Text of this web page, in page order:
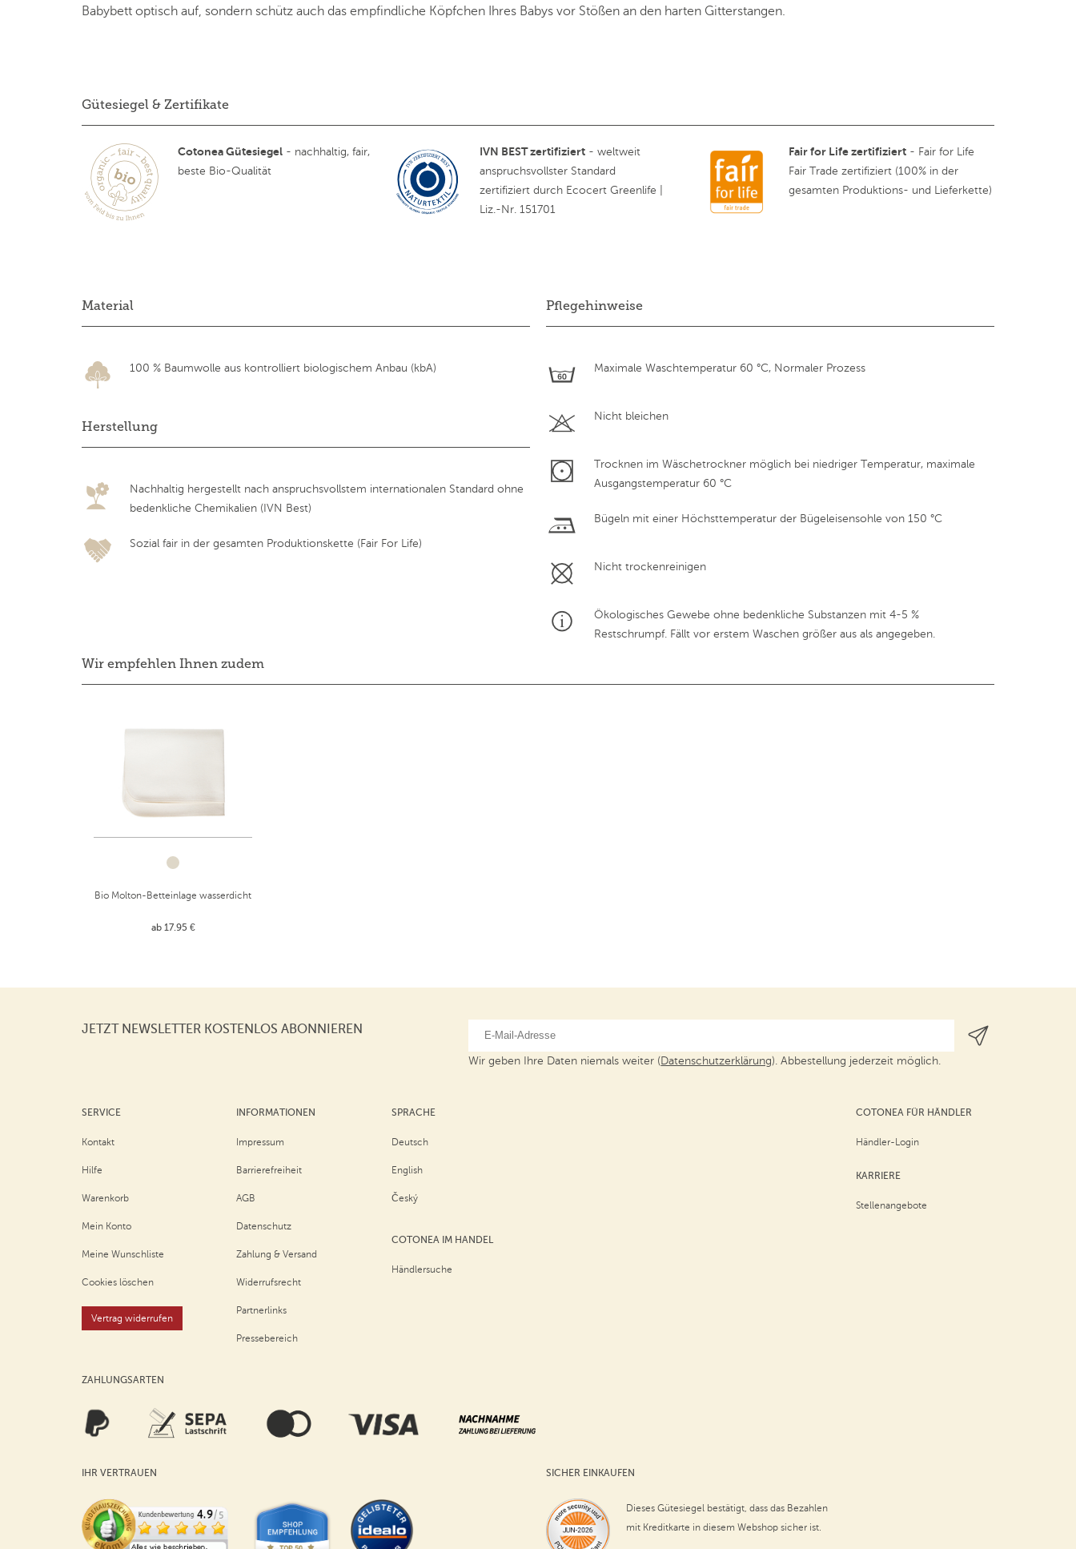
Babybett optisch auf, sondern schütz auch das empfindliche Köpfchen Ihres Babys vor Stößen an den harten Gitterstangen.
Gütesiegel & Zertifikate
Cotonea Gütesiegel - nachhaltig, fair,
beste Bio-Qualität
IVN BEST zertifiziert- weltweit
anspruchsvollster Standard
zertifiziert durch Ecocert Greenlife |
Liz.-Nr. 151701
Fair for Life zertifiziert - Fair for Life
Fair Trade zertifiziert (100% in der
gesamten Produktions- und Lieferkette)
Material
100 % Baumwolle aus kontrolliert biologischem Anbau (kbA)
Herstellung
Nachhaltig hergestellt nach anspruchsvollstem internationalen Standard ohne
bedenkliche Chemikalien (IVN Best)
Sozial fair in der gesamten Produktionskette (Fair For Life)
Pflegehinweise
Maximale Waschtemperatur 60 °C, Normaler Prozess
Nicht bleichen
Trocknen im Wäschetrockner möglich bei niedriger Temperatur, maximale
Ausgangstemperatur 60 °C
Bügeln mit einer Höchsttemperatur der Bügeleisensohle von 150 °C
Nicht trockenreinigen
Ökologisches Gewebe ohne bedenkliche Substanzen mit 4-5 %
Restschrumpf. Fällt vor erstem Waschen größer aus als angegeben.
Wir empfehlen Ihnen zudem
Bio Molton-Betteinlage wasserdicht
ab 17.95 €
JETZT NEWSLETTER KOSTENLOS ABONNIEREN
Wir geben Ihre Daten niemals weiter (Datenschutzerklärung). Abbestellung jederzeit möglich.
SERVICE
Kontakt
Hilfe
Warenkorb
Mein Konto
Meine Wunschliste
Cookies löschen
Vertrag widerrufen
INFORMATIONEN
Impressum
Barrierefreiheit
AGB
Datenschutz
Zahlung & Versand
Widerrufsrecht
Partnerlinks
Pressebereich
SPRACHE
Deutsch
English
Český
COTONEA IM HANDEL
Händlersuche
COTONEA FÜR HÄNDLER
Händler-Login
KARRIERE
Stellenangebote
ZAHLUNGSARTEN
IHR VERTRAUEN SICHER EINKAUFEN
Dieses Gütesiegel bestätigt, dass das Bezahlen
mit Kreditkarte in diesem Webshop sicher ist.